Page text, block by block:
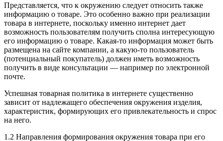
Представляется, что к окружению следует относить также
информацию о товаре. Это особенно важно при реализации
товара в интернете, поскольку именно интернет дает
возможность пользователям получить сполна интересующую
его информацию о товаре. Какая-то информация может быть
размещена на сайте компании, а какую-то пользователь
(потенциальный покупатель) должен иметь возможность
получить в виде консультации — например по электронной
почте.
Успешная товарная политика в интернете существенно
зависит от надлежащего обеспечения окружения изделия,
характеристик, формирующих его привлекательность и спрос
на него.
1.2 Направления формирования окружения товара при его